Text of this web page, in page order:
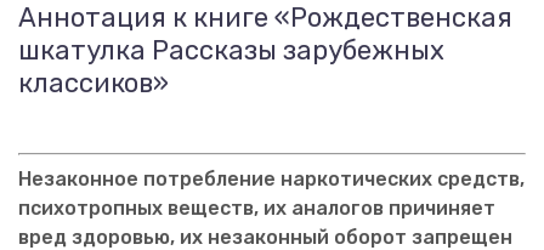
Аннотация к книге «Рождественская
шкатулка Рассказы зарубежных
классиков»
Незаконное потребление наркотических средств,
психотропных веществ, их аналогов причиняет
вред здоровью, их незаконный оборот запрещен